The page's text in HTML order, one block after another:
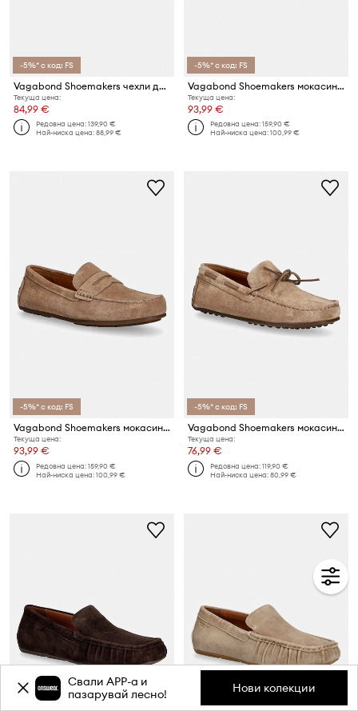
-5%* с код: FS
Vagabond Shoemakers чехли дамски от кожа ELLIS
Текуща цена:
84,99 €
Редовна цена:139,90 €
Най-ниска цена:88,99 €
-5%* с код: FS
Vagabond Shoemakers мокасини мъжки от велур LORENZO
Текуща цена:
93,99 €
Редовна цена:159,90 €
Най-ниска цена:100,99 €
-5%* с код: FS
Vagabond Shoemakers мокасини мъжки от велур LORENZO
Текуща цена:
93,99 €
Редовна цена:159,90 €
Най-ниска цена:100,99 €
-5%* с код: FS
Vagabond Shoemakers мокасини дамски от велур Larissa
Текуща цена:
76,99 €
Редовна цена:119,90 €
Най-ниска цена:80,99 €
Свали APP-a и
пазарувай лесно!
Нови колекции